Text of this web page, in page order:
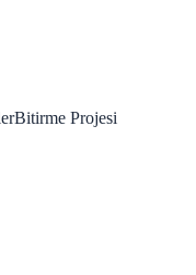
Bitirme Projesi